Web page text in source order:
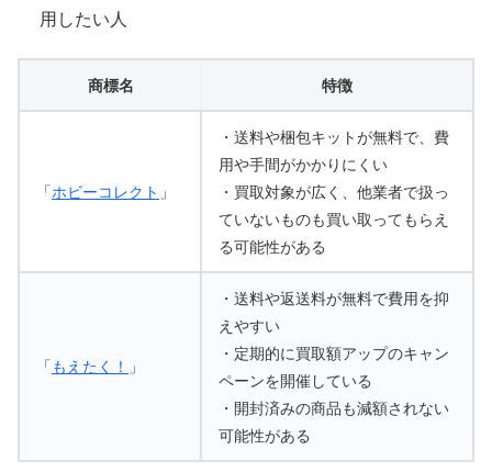
用したい人
商標名 特徴
「ホビーコレクト 」
・送料や梱包キットが無料で、費
用や手間がかかりにくい
・買取対象が広く、他業者で扱っ
ていないものも買い取ってもらえ
る可能性がある
「もえたく！ 」
・送料や返送料が無料で費用を抑
えやすい
・定期的に買取額アップのキャン
ペーンを開催している
・開封済みの商品も減額されない
可能性がある